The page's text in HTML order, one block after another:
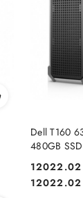
Dell T160
480GB
Cena:
12022.02
Cena:
12022.02